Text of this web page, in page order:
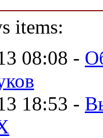
items:
08:08 -
18:53 -